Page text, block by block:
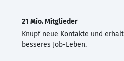
21 Mio. Mitglieder
Knüpf neue Kontakte und
besseres Job-Leben.